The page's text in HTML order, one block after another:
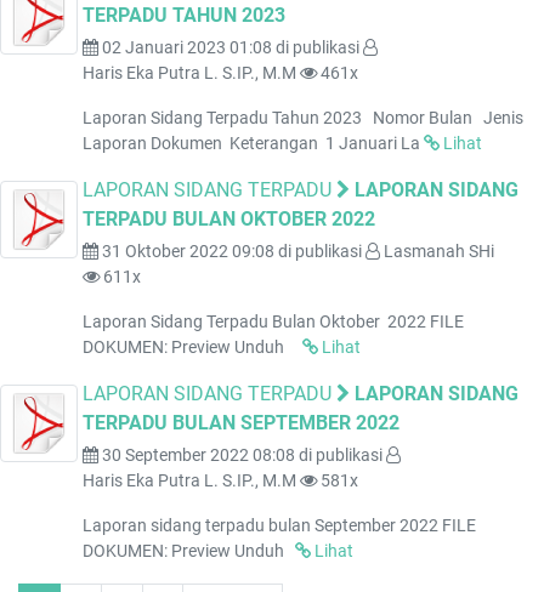
TERPADU TAHUN 2023
02 Januari 2023 01:08 di publikasi
Haris Eka Putra L. S.IP., M.M
461x
Laporan Sidang Terpadu Tahun 2023 Nomor Bulan Jenis
Laporan Dokumen Keterangan 1 Januari La
Lihat
LAPORAN SIDANG TERPADU
LAPORAN SIDANG
TERPADU BULAN OKTOBER 2022
31 Oktober 2022 09:08 di publikasi
Lasmanah SHi
611x
Laporan Sidang Terpadu Bulan Oktober 2022 FILE
DOKUMEN: Preview Unduh
Lihat
LAPORAN SIDANG TERPADU
LAPORAN SIDANG
TERPADU BULAN SEPTEMBER 2022
30 September 2022 08:08 di publikasi
Haris Eka Putra L. S.IP., M.M
581x
Laporan sidang terpadu bulan September 2022 FILE
DOKUMEN: Preview Unduh
Lihat